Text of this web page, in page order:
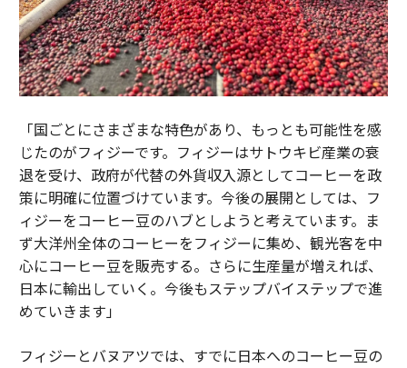
「国ごとにさまざまな特色があり、もっとも可能性を感
じたのがフィジーです。フィジーはサトウキビ産業の衰
退を受け、政府が代替の外貨収入源としてコーヒーを政
策に明確に位置づけています。今後の展開としては、フ
ィジーをコーヒー豆のハブとしようと考えています。ま
ず大洋州全体のコーヒーをフィジーに集め、観光客を中
心にコーヒー豆を販売する。さらに生産量が増えれば、
日本に輸出していく。今後もステップバイステップで進
めていきます」
フィジーとバヌアツでは、すでに日本へのコーヒー豆の